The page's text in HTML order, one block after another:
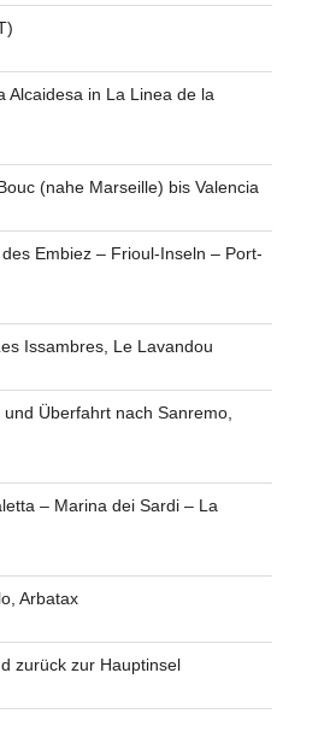
Alcaidesa in La Linea de la
(nahe Marseille) bis Valencia
Embiez – Frioul-Inseln – Port-
Issambres, Le Lavandou
Überfahrt nach Sanremo,
– Marina dei Sardi – La
Arbatax
zurück zur Hauptinsel